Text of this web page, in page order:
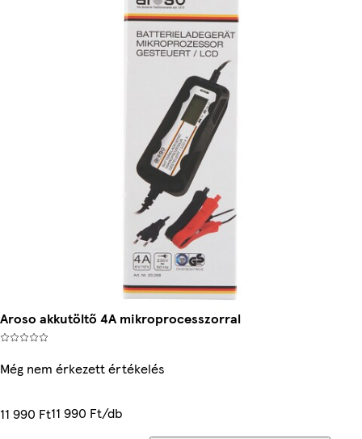
Aroso akkutöltő 4A mikroprocesszorral
Még nem érkezett értékelés
11 990 Ft11 990 Ft/db